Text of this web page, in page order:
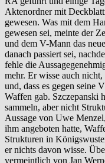
Aktenordner mit
gewesen. Was mit dem
gewesen sei, meinte der
und dem V-Mann das
danach passiert sei,
fehle die
mehr. Er wisse auch
und, dass es gegen seine
Waffen gab. Szczepanski
sammeln, aber nicht
Aussage von Uwe
ihm angeboten hatte,
Strukturen in
er nichts davon wisse.
vermeintlich von Jan